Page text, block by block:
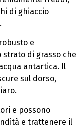
di ghiaccio
e
di grasso che
antartica. Il
sul dorso,
e possono
e trattenere il